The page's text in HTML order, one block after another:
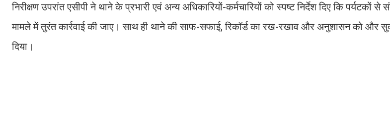
निरीक्षण उपरांत एसीपी ने थाने के प्रभारी एवं अन्य अधिकारियों-कर्मचारियों को स्पष्ट निर्देश दिए कि पर्यटकों
मामले में तुरंत कार्रवाई की जाए। साथ ही थाने की साफ-सफाई, रिकॉर्ड का रख-रखाव और अनुशासन को और
दिया।